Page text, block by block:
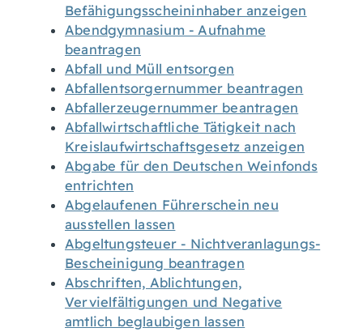
Befähigungsscheininhaber anzeigen
Abendgymnasium - Aufnahme
beantragen
Abfall und Müll entsorgen
Abfallentsorgernummer beantragen
Abfallerzeugernummer beantragen
Abfallwirtschaftliche Tätigkeit nach
Kreislaufwirtschaftsgesetz anzeigen
Abgabe für den Deutschen Weinfonds
entrichten
Abgelaufenen Führerschein neu
ausstellen lassen
Abgeltungsteuer - Nichtveranlagungs-
Bescheinigung beantragen
Abschriften, Ablichtungen,
Vervielfältigungen und Negative
amtlich beglaubigen lassen